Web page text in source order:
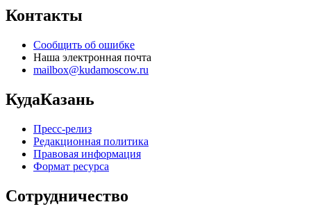
Контакты
Сообщить об ошибке
Наша электронная почта
mailbox@kudamoscow.ru
КудаКазань
Пресс-релиз
Редакционная политика
Правовая информация
Формат ресурса
Сотрудничество